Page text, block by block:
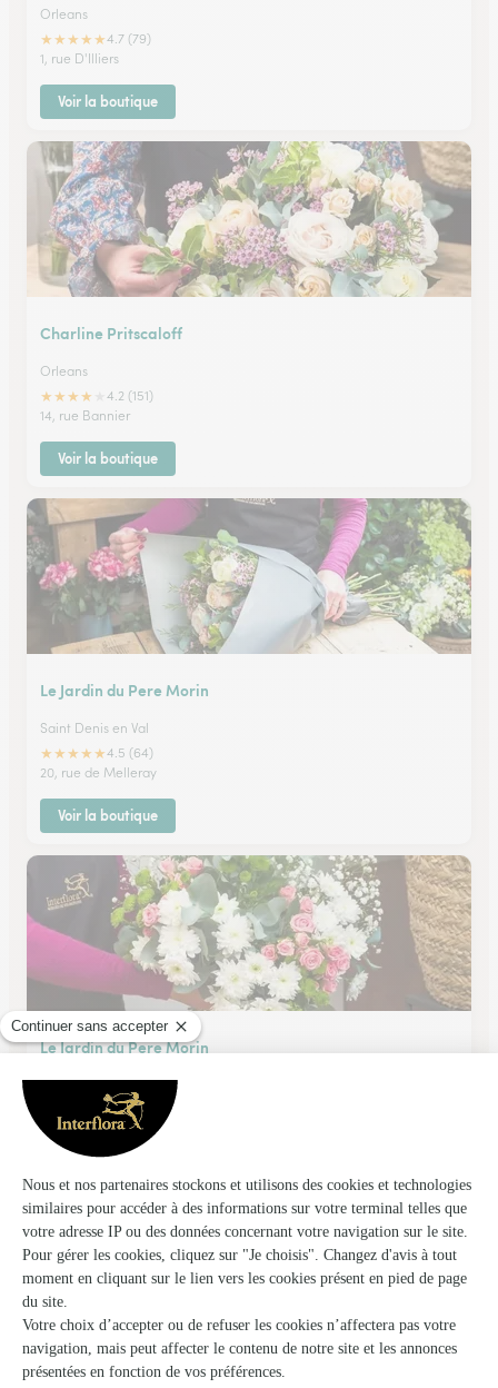
Orleans
★★★★★4.7 (79)
1, rue D'Illiers
Voir la boutique
Charline Pritscaloff
Orleans
★★★★
4.2 (151)
14, rue Bannier
Voir la boutique
Le Jardin du Pere Morin
Saint Denis en Val
★★★★★4.5 (64)
20, rue de Melleray
Voir la boutique
Le Jardin du Pere Morin
Orleans
★4.5 (36)
136, rue fbg Saint Vincent